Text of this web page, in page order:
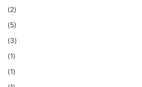
(2)
(5)
(3)
(1)
(1)